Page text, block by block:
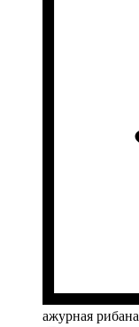
ажурная рибана